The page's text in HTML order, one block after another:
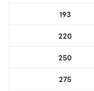
193
220
250
275